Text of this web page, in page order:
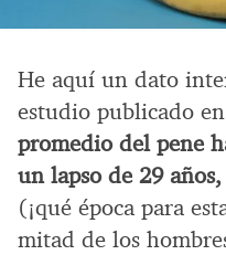
He aquí un dato
estudio publicado
promedio del pene
un lapso de 29 años,
(¡qué época para
mitad de los